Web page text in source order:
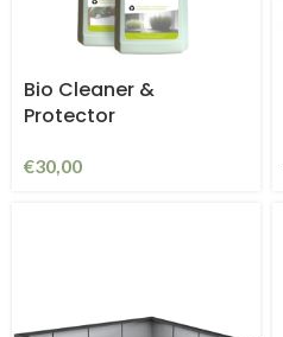
Bio Cleaner &
Protector
€30,00